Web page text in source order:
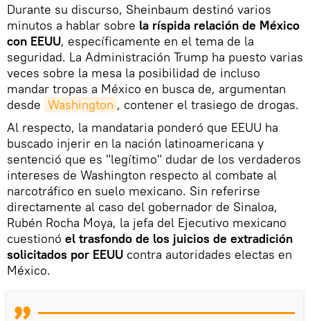
Durante su discurso, Sheinbaum destinó varios
minutos a hablar sobre la ríspida relación de México
con EEUU, específicamente en el tema de la
seguridad. La Administración Trump ha puesto varias
veces sobre la mesa la posibilidad de incluso
mandar tropas a México en busca de, argumentan
desde Washington , contener el trasiego de drogas.
Al respecto, la mandataria ponderó que EEUU ha
buscado injerir en la nación latinoamericana y
sentenció que es "legítimo" dudar de los verdaderos
intereses de Washington respecto al combate al
narcotráfico en suelo mexicano. Sin referirse
directamente al caso del gobernador de Sinaloa,
Rubén Rocha Moya, la jefa del Ejecutivo mexicano
cuestionó el trasfondo de los juicios de extradición
solicitados por EEUU contra autoridades electas en
México.